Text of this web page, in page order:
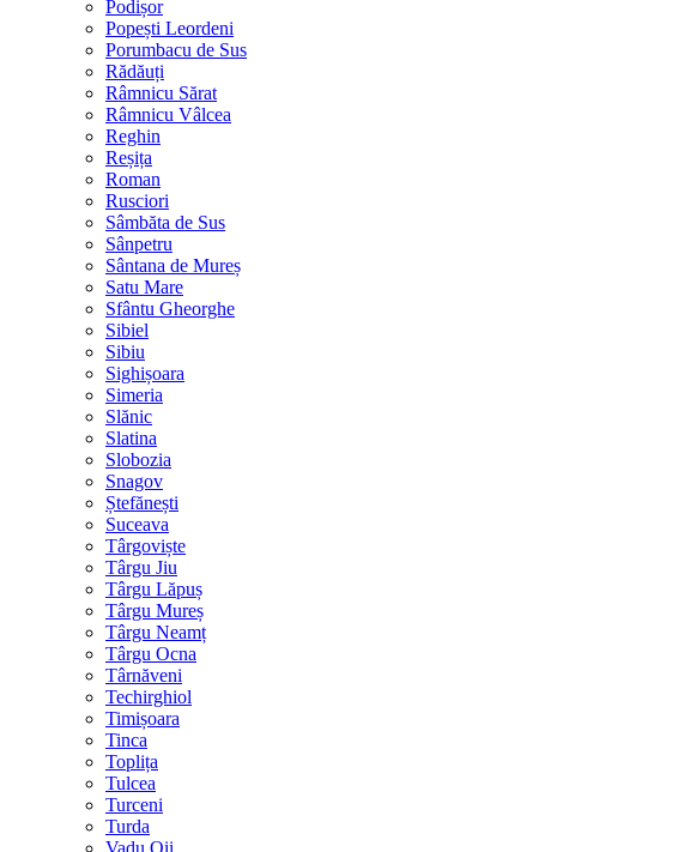
Podișor
Popești Leordeni
Porumbacu de Sus
Rădăuți
Râmnicu Sărat
Râmnicu Vâlcea
Reghin
Reșița
Roman
Rusciori
Sâmbăta de Sus
Sânpetru
Sântana de Mureș
Satu Mare
Sfântu Gheorghe
Sibiel
Sibiu
Sighișoara
Simeria
Slănic
Slatina
Slobozia
Snagov
Ștefănești
Suceava
Târgoviște
Târgu Jiu
Târgu Lăpuș
Târgu Mureș
Târgu Neamț
Târgu Ocna
Târnăveni
Techirghiol
Timișoara
Tinca
Toplița
Tulcea
Turceni
Turda
Vadu Oii